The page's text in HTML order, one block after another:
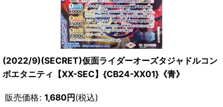
(2022/9)(SECRET)仮面ライダーオーズタジャドルコン
ボエタニティ【XX-SEC】{CB24-XX01}《青》
販売価格: 1,680円(税込)